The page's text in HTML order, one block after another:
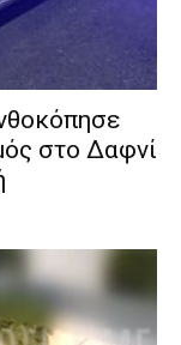
στο Δαφνί